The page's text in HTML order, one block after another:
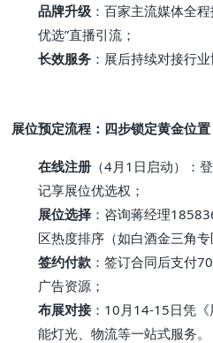
品牌升级 ：百家主流媒体全
优选”直播引流；
长效服务 ：展后持续对接行
展位预定流程：四步锁定黄金位置
在线注册 （4月1日启动）：
记享展位优选权；
展位选择 ：咨询蒋经理
区热度排序（如白酒金三角专
签约付款 ：签订合同后支付
广告资源；
布展对接：10月14-15日凭《
能灯光、物流等一站式服务。